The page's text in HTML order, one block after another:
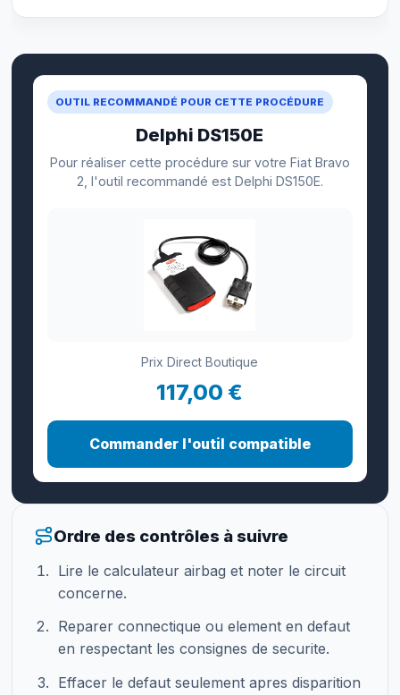
OUTIL RECOMMANDÉ POUR CETTE PROCÉDURE
Delphi DS150E
Pour réaliser cette procédure sur votre Fiat Bravo
2, l'outil recommandé est Delphi DS150E.
Prix Direct Boutique
117,00 €
Commander l'outil compatible
Ordre des contrôles à suivre
Lire le calculateur airbag et noter le circuit
concerne.
Reparer connectique ou element en defaut
en respectant les consignes de securite.
Effacer le defaut seulement apres disparition